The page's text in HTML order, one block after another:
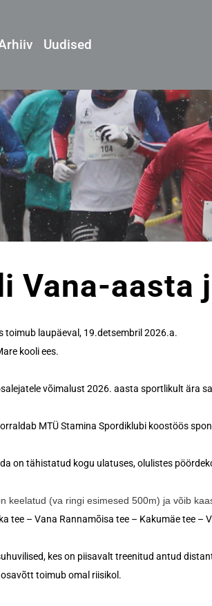
Uudised
Vana-aasta
toimub laupäeval, 19.detsembril 2026.a.
kooli ees.
võimalust 2026. aasta sportlikult ära
MTÜ Stamina Spordiklubi koostöös
on tähistatud kogu ulatuses, olulistes
keelatud (va ringi esimesed 500m) ja võib
tee – Vana Rannamõisa tee – Kakumäe tee –
kes on piisavalt treenitud antud
toimub omal riisikol.